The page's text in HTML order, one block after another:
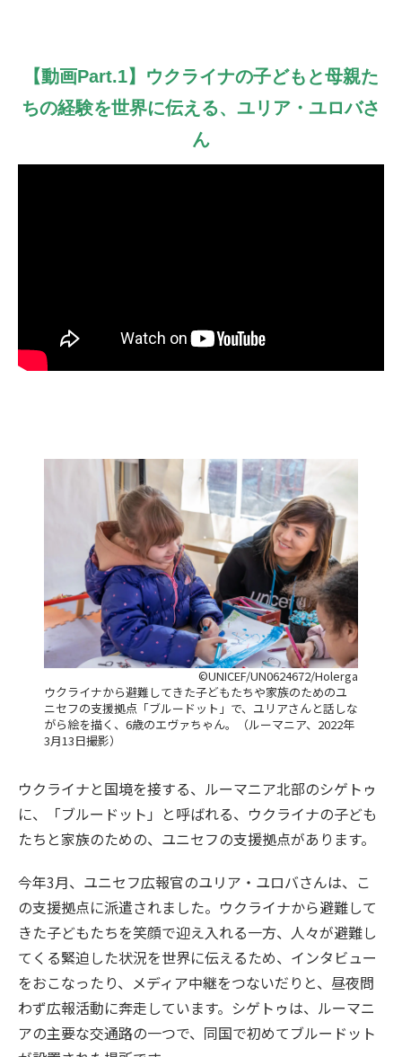
【動画Part.1】ウクライナの子どもと母親た
ちの経験を世界に伝える、ユリア・ユロバさ
ん
©UNICEF/UN0624672/Holerga
ウクライナから避難してきた子どもたちや家族のためのユ
ニセフの支援拠点「ブルードット」で、ユリアさんと話しな
がら絵を描く、6歳のエヴァちゃん。（ルーマニア、2022年
3月13日撮影）
ウクライナと国境を接する、ルーマニア北部のシゲトゥ
に、「ブルードット」と呼ばれる、ウクライナの子ども
たちと家族のための、ユニセフの支援拠点があります。
今年3月、ユニセフ広報官のユリア・ユロバさんは、こ
の支援拠点に派遣されました。ウクライナから避難して
きた子どもたちを笑顔で迎え入れる一方、人々が避難し
てくる緊迫した状況を世界に伝えるため、インタビュー
をおこなったり、メディア中継をつないだりと、昼夜問
わず広報活動に奔走しています。シゲトゥは、ルーマニ
アの主要な交通路の一つで、同国で初めてブルードット